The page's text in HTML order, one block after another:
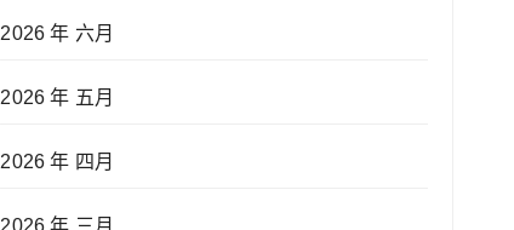
2026 年 六月
2026 年 五月
2026 年 四月
2026 年 三月